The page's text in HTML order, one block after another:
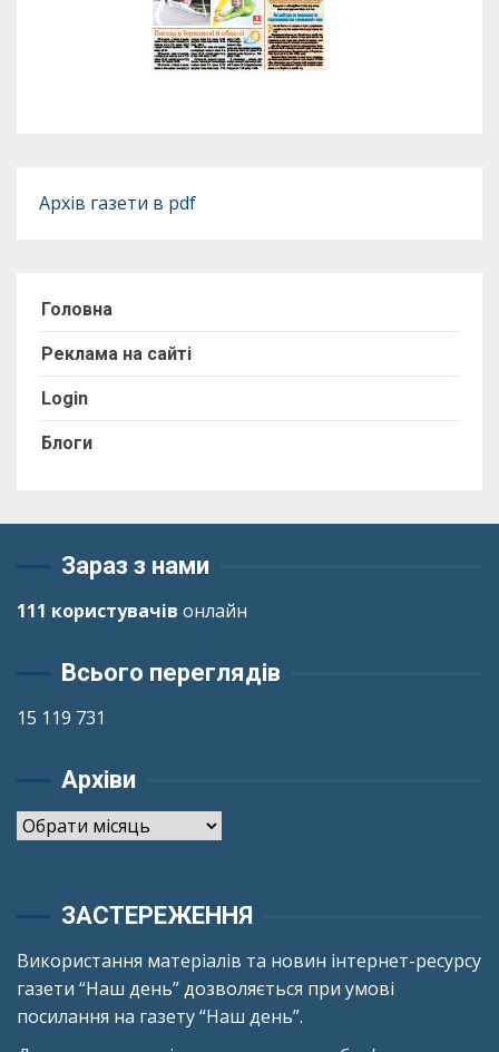
Архів газети в pdf
Головна
Реклама на сайті
Login
Блоги
Зараз з нами
111 користувачів онлайн
Всього переглядів
15 119 731
Архіви
Архіви
ЗАСТЕРЕЖЕННЯ
Використання матеріалів та новин інтернет-ресурсу
газети “Наш день” дозволяється при умові
посилання на газету “Наш день”.